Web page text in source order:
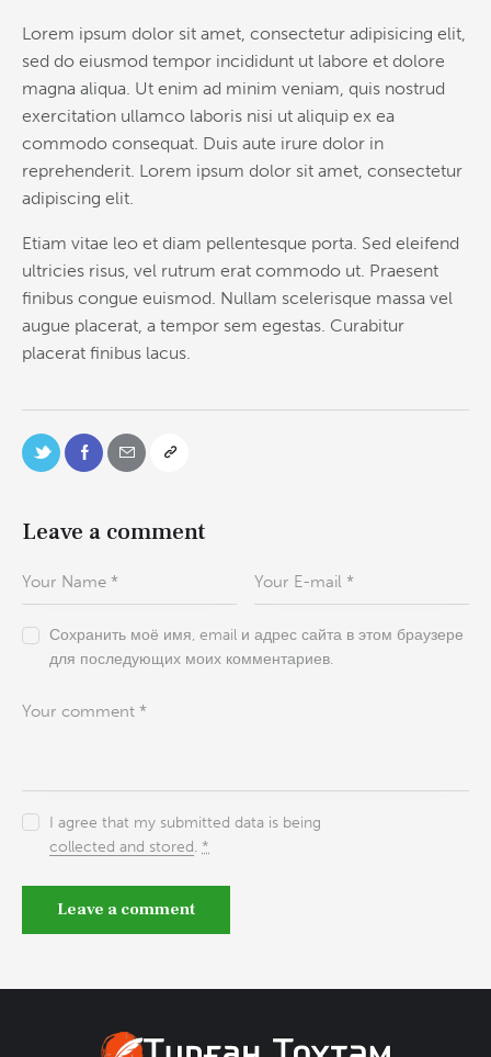
Lorem ipsum dolor sit amet, consectetur adipisicing elit,
sed do eiusmod tempor incididunt ut labore et dolore
magna aliqua. Ut enim ad minim veniam, quis nostrud
exercitation ullamco laboris nisi ut aliquip ex ea
commodo consequat. Duis aute irure dolor in
reprehenderit. Lorem ipsum dolor sit amet, consectetur
adipiscing elit.
Etiam vitae leo et diam pellentesque porta. Sed eleifend
ultricies risus, vel rutrum erat commodo ut. Praesent
finibus congue euismod. Nullam scelerisque massa vel
augue placerat, a tempor sem egestas. Curabitur
placerat finibus lacus.
Leave a comment
Сохранить моё имя, email и адрес сайта в этом браузере
для последующих моих комментариев.
I agree that my submitted data is being
collected and stored. *